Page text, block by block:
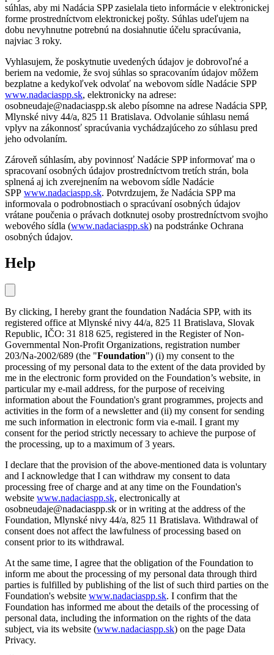
súhlas, aby mi Nadácia SPP zasielala tieto informácie v elektronickej
forme prostredníctvom elektronickej pošty. Súhlas udeľujem na
dobu nevyhnutne potrebnú na dosiahnutie účelu spracúvania,
najviac 3 roky.
Vyhlasujem, že poskytnutie uvedených údajov je dobrovoľné a
beriem na vedomie, že svoj súhlas so spracovaním údajov môžem
bezplatne a kedykoľvek odvolať na webovom sídle Nadácie SPP
www.nadaciaspp.sk, elektronicky na adrese:
osobneudaje@nadaciaspp.sk alebo písomne na adrese Nadácia SPP,
Mlynské nivy 44/a, 825 11 Bratislava. Odvolanie súhlasu nemá
vplyv na zákonnosť spracúvania vychádzajúceho zo súhlasu pred
jeho odvolaním.
Zároveň súhlasím, aby povinnosť Nadácie SPP informovať ma o
spracovaní osobných údajov prostredníctvom tretích strán, bola
splnená aj ich zverejnením na webovom sídle Nadácie
SPP www.nadaciaspp.sk. Potvrdzujem, že Nadácia SPP ma
informovala o podrobnostiach o spracúvaní osobných údajov
vrátane poučenia o právach dotknutej osoby prostredníctvom svojho
webového sídla (www.nadaciaspp.sk) na podstránke Ochrana
osobných údajov.
Help
By clicking, I hereby grant the foundation Nadácia SPP, with its
registered office at Mlynské nivy 44/a, 825 11 Bratislava, Slovak
Republic, IČO: 31 818 625, registered in the Register of Non-
Governmental Non-Profit Organizations, registration number
203/Na-2002/689 (the "Foundation") (i) my consent to the
processing of my personal data to the extent of the data provided by
me in the electronic form provided on the Foundation’s website, in
particular my e-mail address, for the purpose of receiving
information about the Foundation's grant programmes, projects and
activities in the form of a newsletter and (ii) my consent for sending
me such information in electronic form via e-mail. I grant my
consent for the period strictly necessary to achieve the purpose of
the processing, up to a maximum of 3 years.
I declare that the provision of the above-mentioned data is voluntary
and I acknowledge that I can withdraw my consent to data
processing free of charge and at any time on the Foundation's
website www.nadaciaspp.sk, electronically at
osobneudaje@nadaciaspp.sk or in writing at the address of the
Foundation, Mlynské nivy 44/a, 825 11 Bratislava. Withdrawal of
consent does not affect the lawfulness of processing based on
consent prior to its withdrawal.
At the same time, I agree that the obligation of the Foundation to
inform me about the processing of my personal data through third
parties is fulfilled by publishing of the list of such third parties on the
Foundation's website www.nadaciaspp.sk. I confirm that the
Foundation has informed me about the details of the processing of
personal data, including the information on the rights of the data
subject, via its website (www.nadaciaspp.sk) on the page Data
Privacy.